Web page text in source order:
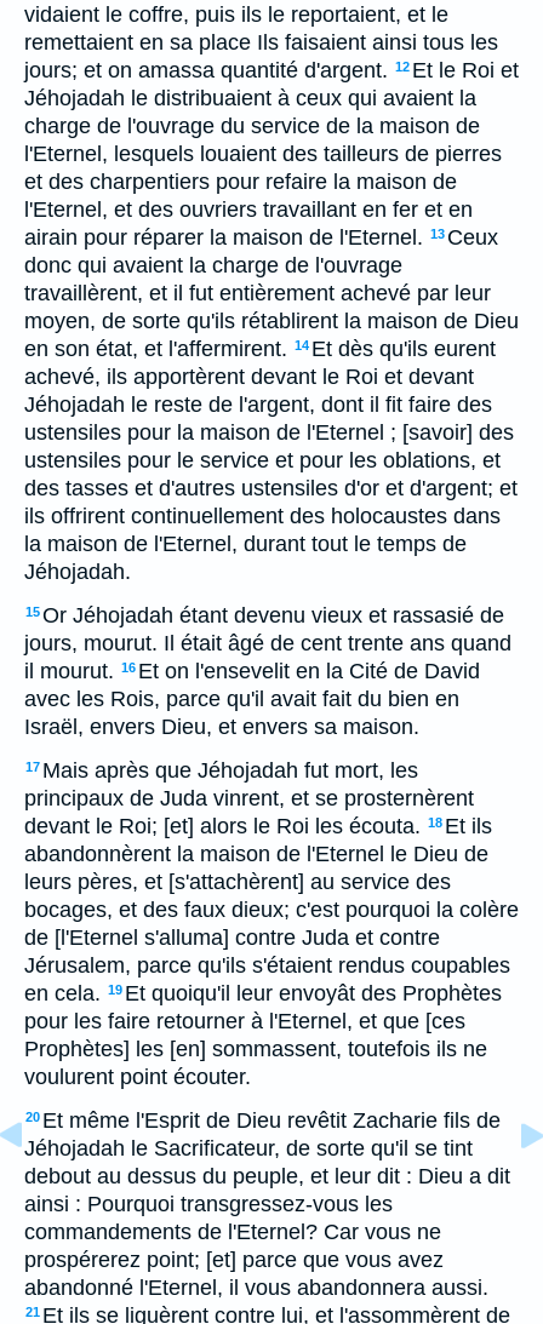
vidaient le coffre, puis ils le reportaient, et le
remettaient en sa place Ils faisaient ainsi tous les
jours; et on amassa quantité d'argent. 12 Et le Roi et
Jéhojadah le distribuaient à ceux qui avaient la
charge de l'ouvrage du service de la maison de
l'Eternel, lesquels louaient des tailleurs de pierres
et des charpentiers pour refaire la maison de
l'Eternel, et des ouvriers travaillant en fer et en
airain pour réparer la maison de l'Eternel. 13 Ceux
donc qui avaient la charge de l'ouvrage
travaillèrent, et il fut entièrement achevé par leur
moyen, de sorte qu'ils rétablirent la maison de Dieu
en son état, et l'affermirent. 14 Et dès qu'ils eurent
achevé, ils apportèrent devant le Roi et devant
Jéhojadah le reste de l'argent, dont il fit faire des
ustensiles pour la maison de l'Eternel ; [savoir] des
ustensiles pour le service et pour les oblations, et
des tasses et d'autres ustensiles d'or et d'argent; et
ils offrirent continuellement des holocaustes dans
la maison de l'Eternel, durant tout le temps de
Jéhojadah.
15Or Jéhojadah étant devenu vieux et rassasié de
jours, mourut. Il était âgé de cent trente ans quand
il mourut. 16 Et on l'ensevelit en la Cité de David
avec les Rois, parce qu'il avait fait du bien en
Israël, envers Dieu, et envers sa maison.
17 Mais après que Jéhojadah fut mort, les
principaux de Juda vinrent, et se prosternèrent
devant le Roi; [et] alors le Roi les écouta. 18 Et ils
abandonnèrent la maison de l'Eternel le Dieu de
leurs pères, et [s'attachèrent] au service des
bocages, et des faux dieux; c'est pourquoi la colère
de [l'Eternel s'alluma] contre Juda et contre
Jérusalem, parce qu'ils s'étaient rendus coupables
en cela. 19 Et quoiqu'il leur envoyât des Prophètes
pour les faire retourner à l'Eternel, et que [ces
Prophètes] les [en] sommassent, toutefois ils ne
voulurent point écouter.
20 Et même l'Esprit de Dieu revêtit Zacharie fils de
Jéhojadah le Sacrificateur, de sorte qu'il se tint
debout au dessus du peuple, et leur dit : Dieu a dit
ainsi : Pourquoi transgressez-vous les
commandements de l'Eternel? Car vous ne
prospérerez point; [et] parce que vous avez
abandonné l'Eternel, il vous abandonnera aussi.
21 Et ils se liguèrent contre lui, et l'assommèrent de